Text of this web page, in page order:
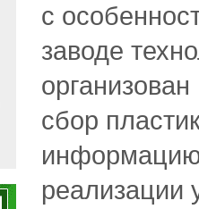
с
заводе
сбор
информацию
реализации